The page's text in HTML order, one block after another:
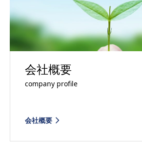
会社概要
company profile
会社概要